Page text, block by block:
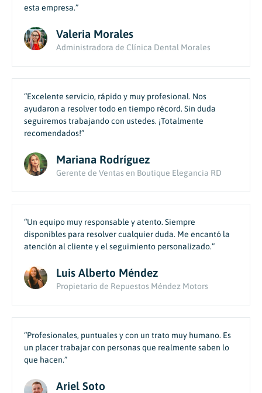
esta empresa.”
Valeria Morales
Administradora de Clínica Dental Morales
“Excelente servicio, rápido y muy profesional. Nos
ayudaron a resolver todo en tiempo récord. Sin duda
seguiremos trabajando con ustedes. ¡Totalmente
recomendados!”
Mariana Rodríguez
Gerente de Ventas en Boutique Elegancia RD
“Un equipo muy responsable y atento. Siempre
disponibles para resolver cualquier duda. Me encantó la
atención al cliente y el seguimiento personalizado.”
Luis Alberto Méndez
Propietario de Repuestos Méndez Motors
“Profesionales, puntuales y con un trato muy humano. Es
un placer trabajar con personas que realmente saben lo
que hacen.”
Ariel Soto